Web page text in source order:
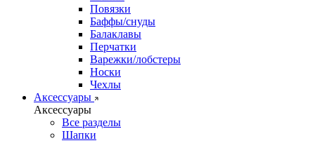
Повязки
Баффы/снуды
Балаклавы
Перчатки
Варежки/лобстеры
Носки
Чехлы
Аксессуары
Аксессуары
Все разделы
Шапки